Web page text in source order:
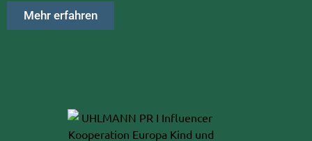
Mehr erfahren